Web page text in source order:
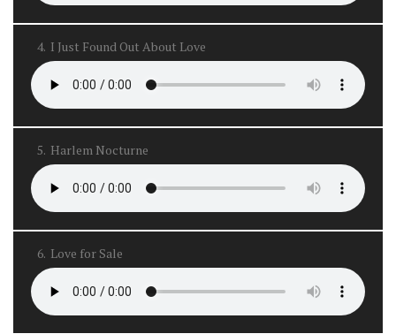
4. I Just Found Out About Love
5. Harlem Nocturne
6. Love for Sale